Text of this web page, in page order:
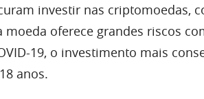
investir nas criptomoedas,
moeda oferece grandes riscos
19, o investimento mais
anos.